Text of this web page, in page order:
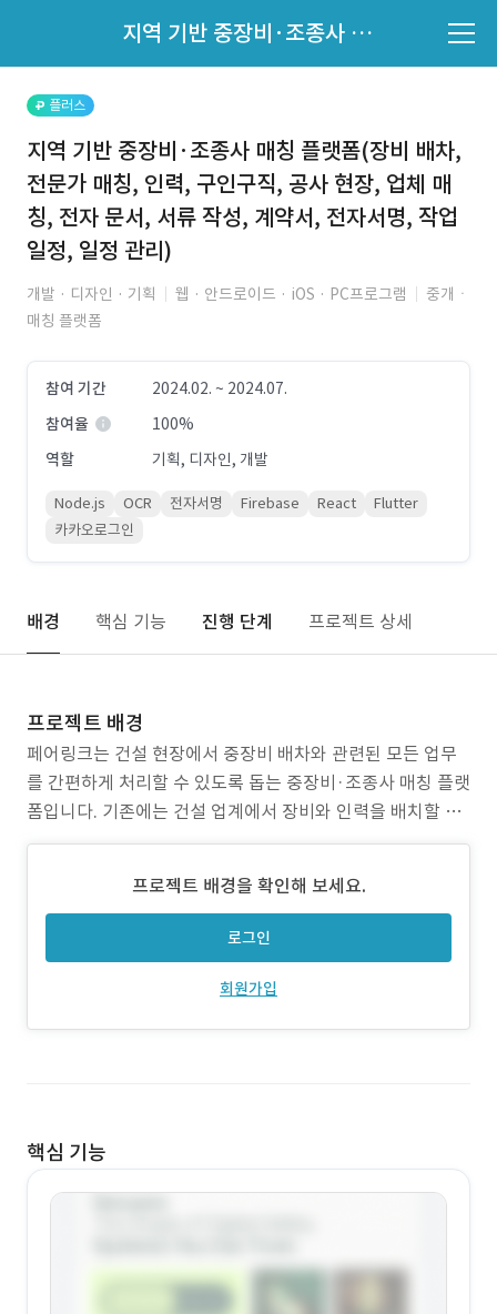
지역 기반 중장비·조종사 매칭 플랫폼(장비 배차, 전문가 매칭, 인력, 구인구직, 공사 현장, 업체 매칭, 전자 문서, 서류 작성, 계약서, 전자서명, 작업 일정, 일정 관리)
지원자 목록 바로가기
플러스
지역 기반 중장비·조종사 매칭 플랫폼(장비 배차,
전문가 매칭, 인력, 구인구직, 공사 현장, 업체 매
칭, 전자 문서, 서류 작성, 계약서, 전자서명, 작업
일정, 일정 관리)
개발 · 디자인 · 기획 웹 · 안드로이드 · iOS · PC프로그램
중개ㆍ
매칭 플랫폼
참여 기간
2024.02. ~ 2024.07.
참여율
100%
역할
기획, 디자인, 개발
Node.js OCR 전자서명 Firebase React
Flutter
카카오로그인
배경 핵심 기능 진행 단계 프로젝트 상세
프로젝트 배경
페어링크는 건설 현장에서 중장비 배차와 관련된 모든 업무
를 간편하게 처리할 수 있도록 돕는 중장비·조종사 매칭 플랫
폼입니다. 기존에는 건설 업계에서 장비와 인력을 배치할 때
전화와 이메일을 이용했습니다. 하지만 각종 서류 작성과 검
니라, 실수나 누락으로 인해 업무 진행에 차질이 생기는 경우
가 많았습니다. 또한, 신뢰할 수 있는 중장비와 조
프로젝트 배경을 확인해 보세요.
로그인
회원가입
핵심 기능